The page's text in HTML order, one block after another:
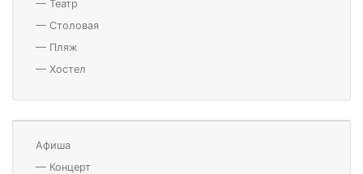
— Театр
— Столовая
— Пляж
— Хостел
Афиша
— Концерт